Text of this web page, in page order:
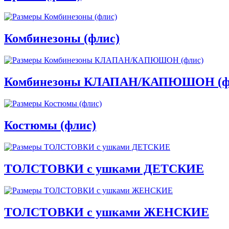
Комбинезоны (флис)
Комбинезоны КЛАПАН/КАПЮШОН
Костюмы (флис)
ТОЛСТОВКИ с ушками ДЕТСКИЕ
ТОЛСТОВКИ с ушками ЖЕНСКИЕ